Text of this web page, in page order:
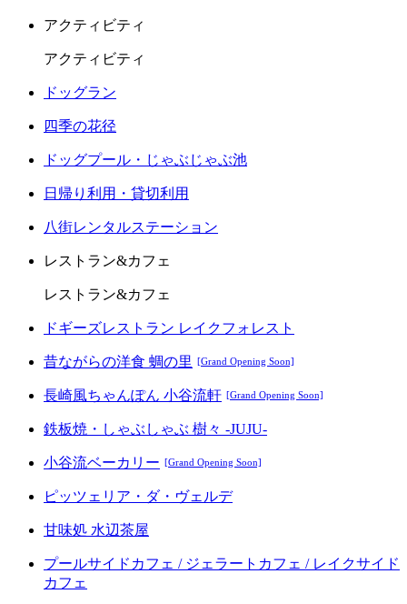
アクティビティ
アクティビティ
ドッグラン
四季の花径
ドッグプール・じゃぶじゃぶ池
日帰り利用・貸切利用
八街レンタルステーション
レストラン&カフェ
レストラン&カフェ
ドギーズレストラン レイクフォレスト
昔ながらの洋食 蜩の里 [Grand Opening Soon]
長崎風ちゃんぽん 小谷流軒 [Grand Opening Soon]
鉄板焼・しゃぶしゃぶ 樹々 -JUJU-
小谷流ベーカリー [Grand Opening Soon]
ピッツェリア・ダ・ヴェルデ
甘味処 水辺茶屋
プールサイドカフェ / ジェラートカフェ / レイクサイド
カフェ